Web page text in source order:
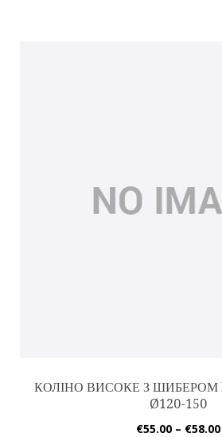
КОЛІНО ВИСОКЕ З ШИБЕРОМ
Ø120-150
€55.00 – €58.00